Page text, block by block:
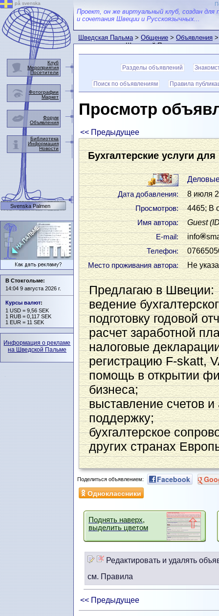
Проект, он же виртуальный клуб, создан для
и сочетания Швеции и Русскоязычных...
Шведская Пальма>Общение>Объявления>
пользователем Шведской Пальмы
Разделы объявлений
Поиск по объявлениям Правила
Просмотр
<< Предыдущее
Бухгалтерские услуги для
Дата добавления: 8 июля
Просмотров: 4465; В
Имя автора: Guest
Е-mail: info
Телефон:
Место проживания автора: Не
Предлагаю в Швеции:
ведение
подготовку годовой
расчет заработной
налоговые
регистрацию F-skatt,
помощь в открытии
бизнеса;
выставление счетов
поддержку;
бухгалтерское
других странах
Поделиться объявлением: Facebook
Одноклассники
Поднять наверх,
выделить цветом
Редактировать и удалять
см. Правила
<< Предыдущее
på svenska
Клуб
Мероприятия
Посетители
Фотографии
Маркет
Форум
Объявления
Библиотека
Информация
Новости
Svenska Palmen
В Стокгольме:
14:04 9 августа 2026 г.
Курсы валют:
1 USD = 9,56 SEK
1 RUB = 0,117 SEK
1 EUR = 11 SEK
Информация о рекламе
на Шведской Пальме